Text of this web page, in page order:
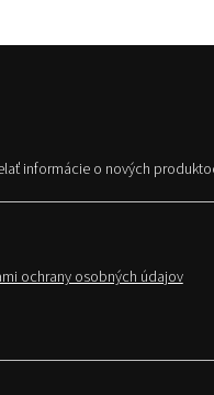
informácie o nových
ochrany osobných údajov